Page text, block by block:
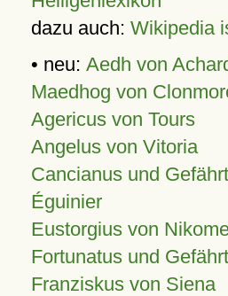
dazu auch: Wikipedia
• neu: Aedh von
Maedhog von
Agericus von Tours
Angelus von Vitoria
Cancianus und
Éguinier
Eustorgius von
Fortunatus und
Franziskus von Siena